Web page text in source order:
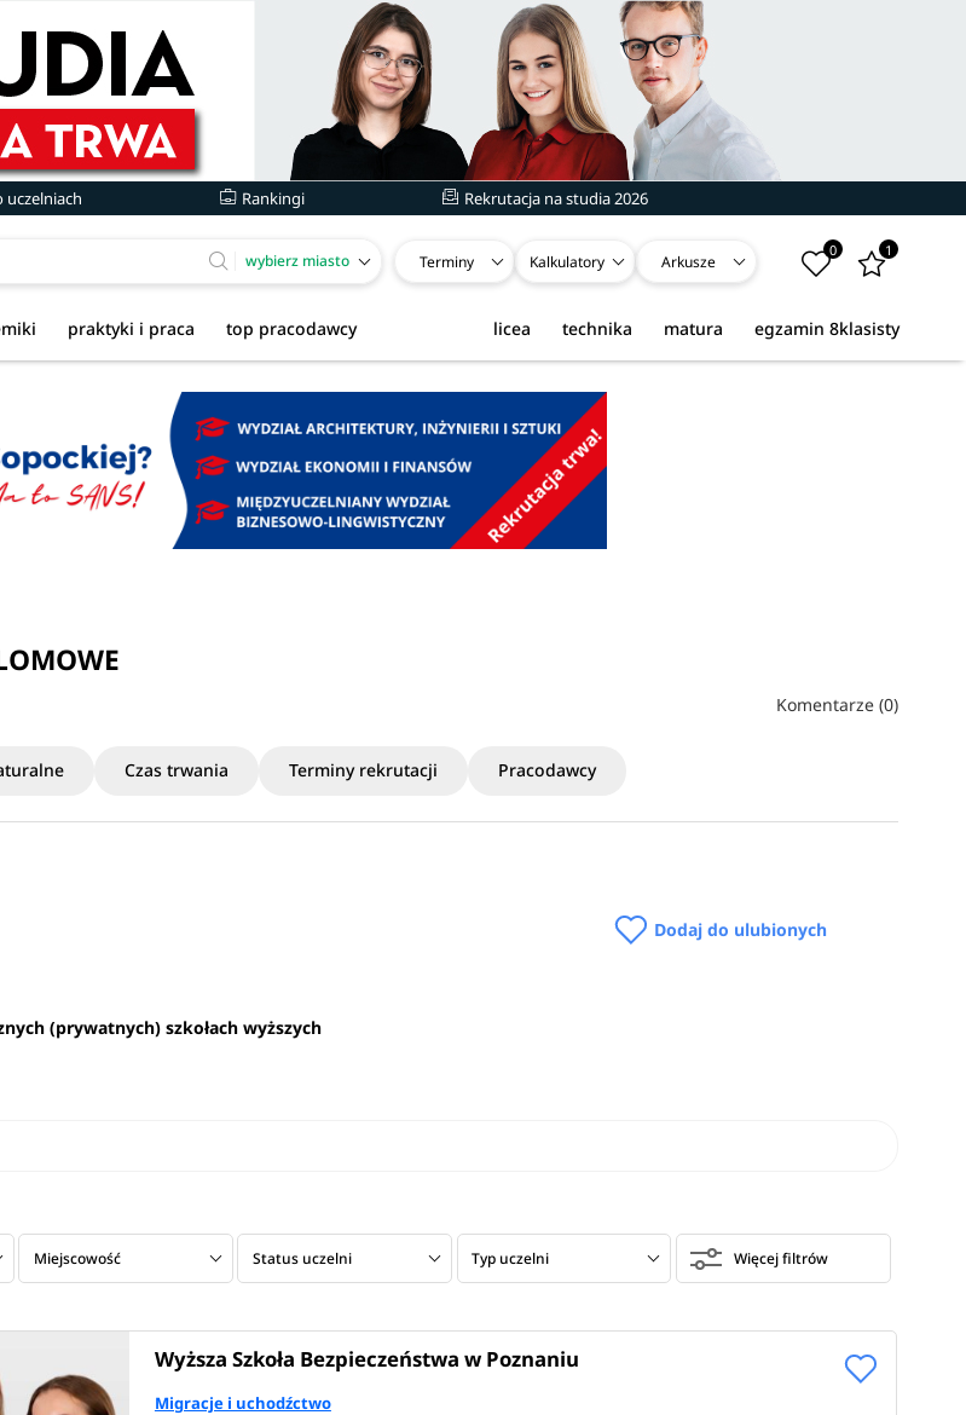
uczelniach Rankingi Rekrutacja na studia 2026
wybierz miasto Terminy Kalkulatory Arkusze
0 1
praktyki i praca top pracodawcy egzamin 8klasisty
matura
technika
licea
Komentarze (0)
Czas trwania Terminy rekrutacji Pracodawcy
Dodaj do ulubionych
(prywatnych) szkołach wyższych
Miejscowość Status uczelni Typ uczelni Więcej filtrów
Wyższa Szkoła Bezpieczeństwa w Poznaniu
Migracje i uchodźctwo